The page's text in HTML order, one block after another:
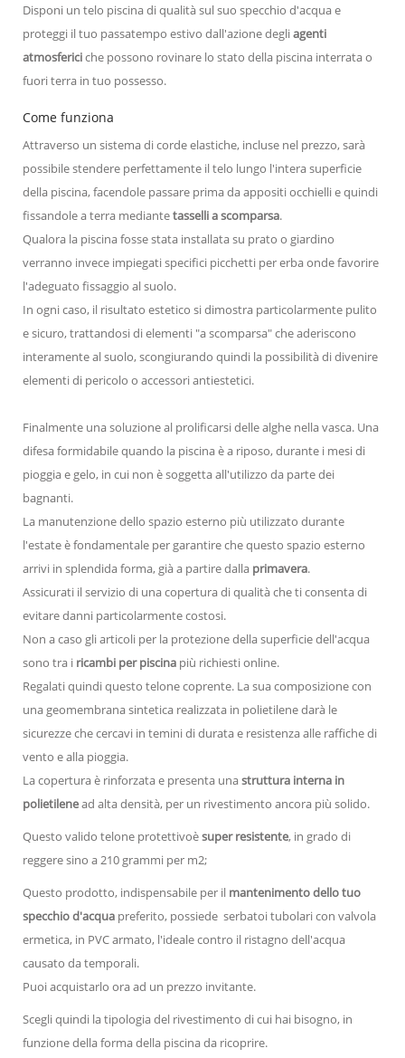
Disponi un telo piscina di qualità sul suo specchio d'acqua e
proteggi il tuo passatempo estivo dall'azione degliagenti
atmosfericiche possono rovinare lo stato della piscina interrata o
fuori terra in tuo possesso.
Come funziona
Attraverso un sistema di corde elastiche, incluse nel prezzo, sarà
possibile stendere perfettamente il telo lungo l'intera superficie
della piscina, facendole passare prima da appositi occhielli e quindi
fissandole a terra mediantetasselli a scomparsa.
Qualora la piscina fosse stata installata su prato o giardino
verranno invece impiegati specifici picchetti per erba onde favorire
l'adeguato fissaggio al suolo.
In ogni caso, il risultato estetico si dimostra particolarmente pulito
e sicuro, trattandosi di elementi "a scomparsa" che aderiscono
interamente al suolo, scongiurando quindi la possibilità di divenire
elementi di pericolo o accessori antiestetici.
Finalmente una soluzione al prolificarsi delle alghe nella vasca. Una
difesa formidabile quando la piscina è a riposo, durante i mesi di
pioggia e gelo, in cui non è soggetta all'utilizzo da parte dei
bagnanti.
La manutenzione dello spazio esterno più utilizzato durante
l'estate è fondamentale per garantire che questo spazio esterno
arrivi in splendida forma, già a partire dalla primavera.
Assicurati il servizio di una copertura di qualità che ti consenta di
evitare danni particolarmente costosi.
Non a caso gli articoli per la protezione della superficie dell'acqua
sono tra i ricambi per piscina più richiesti online.
Regalati quindi questo telone coprente. La sua composizione con
una geomembrana sintetica realizzata in polietilene darà le
sicurezze che cercavi in temini di durata e resistenza alle raffiche di
vento e alla pioggia.
La copertura è rinforzata e presenta unastruttura interna in
polietilenead alta densità, per un rivestimento ancora più solido.
Questo valido telone protettivoèsuper resistente, in grado di
reggere sino a 210 grammi per m2;
Questo prodotto, indispensabile per il mantenimento dello tuo
specchio d'acqua preferito, possiede serbatoi tubolari con valvola
ermetica, in PVC armato, l'ideale contro il ristagno dell'acqua
causato da temporali.
Puoi acquistarlo ora ad un prezzo invitante.
Scegli quindi la tipologia del rivestimento di cui hai bisogno, in
funzione della forma della piscina da ricoprire.